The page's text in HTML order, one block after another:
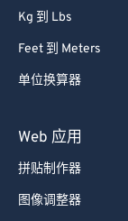
Kg 到 Lbs
Feet 到 Meters
单位换算器
Web 应用
拼贴制作器
图像调整器